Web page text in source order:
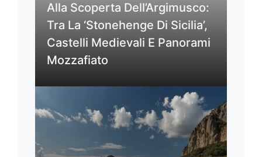
Alla Scoperta Dell’Argimusco:
Tra La ‘Stonehenge Di Sicilia’,
Castelli Medievali E Panorami
Mozzafiato